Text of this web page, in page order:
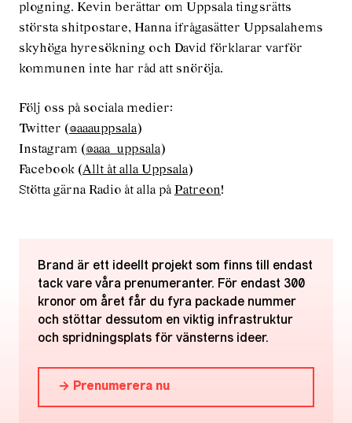
plogning. Kevin berättar om Uppsala tingsrätts
största shitpostare, Hanna ifrågasätter Uppsalahems
skyhöga hyresökning och David förklarar varför
kommunen inte har råd att snöröja.
Följ oss på sociala medier:
Twitter (@aaauppsala)
Instagram (@aaa_uppsala)
Facebook (Allt åt alla Uppsala)
Stötta gärna Radio åt alla på Patreon!
Brand är ett ideellt projekt som finns till endast
tack vare våra prenumeranter. För endast 300
kronor om året får du fyra packade nummer
och stöttar dessutom en viktig infrastruktur
och spridningsplats för vänsterns ideer.
→ Prenumerera nu